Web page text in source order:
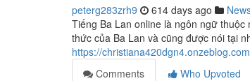
peterg283zrh9 614 days ago
Tiếng Ba Lan online là ngôn ngữ
thức của Ba Lan và cũng được nói tại
https://
Comments
Who Upvoted